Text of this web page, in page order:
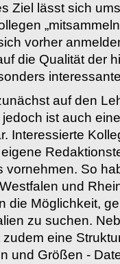
Ziel lässt sich
vorher
die Qualität der
auf den
ist auch
Interessierte
vornehmen. So
und
die Möglichkeit,
zu suchen.
eine
und Größen -